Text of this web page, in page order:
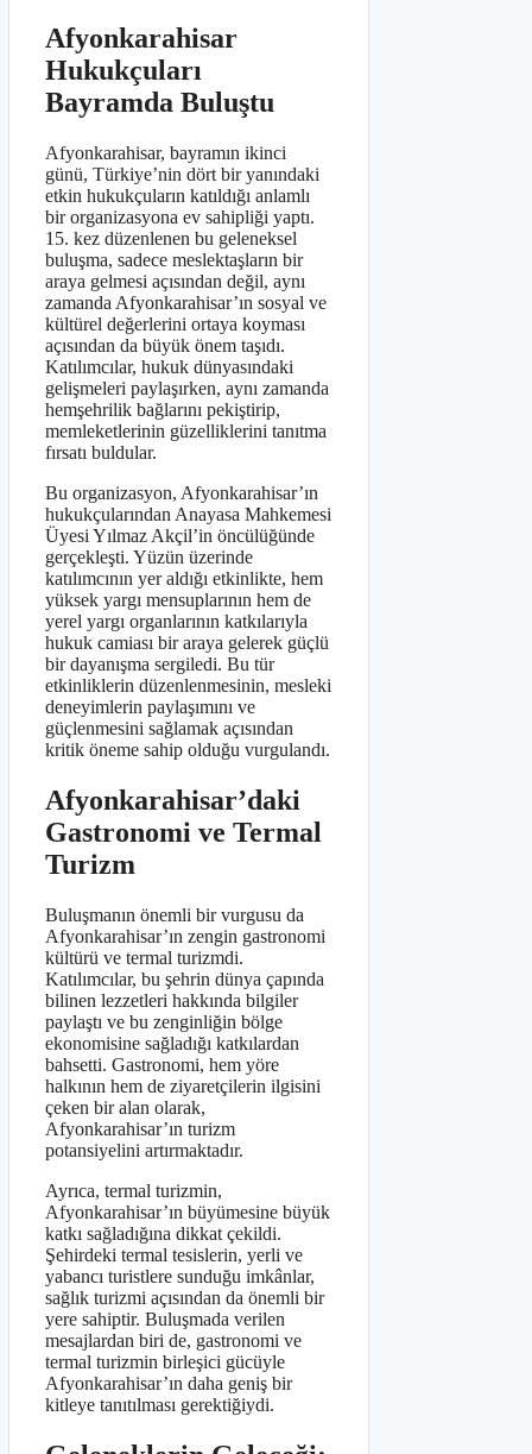
Afyonkarahisar
Hukukçuları
Bayramda Buluştu
Afyonkarahisar, bayramın ikinci
günü, Türkiye’nin dört bir yanındaki
etkin hukukçuların katıldığı anlamlı
bir organizasyona ev sahipliği yaptı.
15. kez düzenlenen bu geleneksel
buluşma, sadece meslektaşların bir
araya gelmesi açısından değil, aynı
zamanda Afyonkarahisar’ın sosyal ve
kültürel değerlerini ortaya koyması
açısından da büyük önem taşıdı.
Katılımcılar, hukuk dünyasındaki
gelişmeleri paylaşırken, aynı zamanda
hemşehrilik bağlarını pekiştirip,
memleketlerinin güzelliklerini tanıtma
fırsatı buldular.
Bu organizasyon, Afyonkarahisar’ın
hukukçularından Anayasa Mahkemesi
Üyesi Yılmaz Akçil’in öncülüğünde
gerçekleşti. Yüzün üzerinde
katılımcının yer aldığı etkinlikte, hem
yüksek yargı mensuplarının hem de
yerel yargı organlarının katkılarıyla
hukuk camiası bir araya gelerek güçlü
bir dayanışma sergiledi. Bu tür
etkinliklerin düzenlenmesinin, mesleki
deneyimlerin paylaşımını ve
güçlenmesini sağlamak açısından
kritik öneme sahip olduğu vurgulandı.
Afyonkarahisar’daki
Gastronomi ve Termal
Turizm
Buluşmanın önemli bir vurgusu da
Afyonkarahisar’ın zengin gastronomi
kültürü ve termal turizmdi.
Katılımcılar, bu şehrin dünya çapında
bilinen lezzetleri hakkında bilgiler
paylaştı ve bu zenginliğin bölge
ekonomisine sağladığı katkılardan
bahsetti. Gastronomi, hem yöre
halkının hem de ziyaretçilerin ilgisini
çeken bir alan olarak,
Afyonkarahisar’ın turizm
potansiyelini artırmaktadır.
Ayrıca, termal turizmin,
Afyonkarahisar’ın büyümesine büyük
katkı sağladığına dikkat çekildi.
Şehirdeki termal tesislerin, yerli ve
yabancı turistlere sunduğu imkânlar,
sağlık turizmi açısından da önemli bir
yere sahiptir. Buluşmada verilen
mesajlardan biri de, gastronomi ve
termal turizmin birleşici gücüyle
Afyonkarahisar’ın daha geniş bir
kitleye tanıtılması gerektiğiydi.